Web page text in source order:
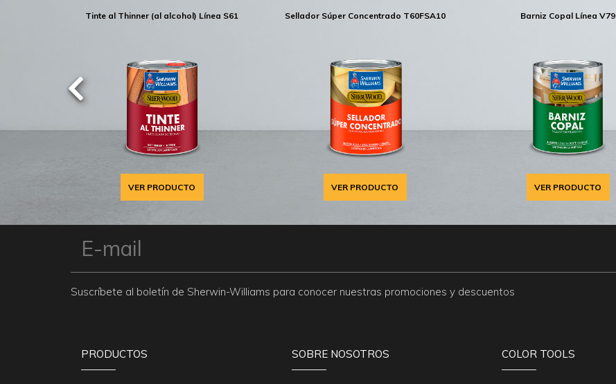
Tinte al Thinner (al alcohol) Línea S61
VER PRODUCTO
Sellador Súper Concentrado T60FSA10
VER PRODUCTO
Barniz Copal Línea V79
VER PRODUCTO
Suscríbete al boletín de Sherwin-Williams para conocer nuestras promociones y descuentos
PRODUCTOS SOBRE NOSOTROS COLOR TOOLS